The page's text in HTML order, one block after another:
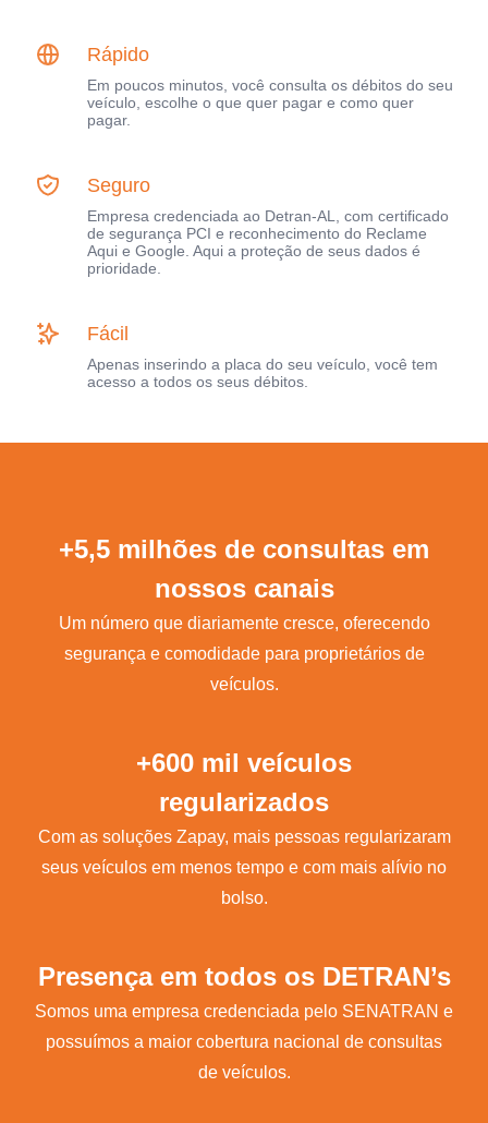
Rápido
Em poucos minutos, você consulta os débitos do seu
veículo, escolhe o que quer pagar e como quer
pagar.
Seguro
Empresa credenciada ao Detran-AL, com certificado
de segurança PCI e reconhecimento do Reclame
Aqui e Google. Aqui a proteção de seus dados é
prioridade.
Fácil
Apenas inserindo a placa do seu veículo, você tem
acesso a todos os seus débitos.
+5,5 milhões de consultas em
nossos canais
Um número que diariamente cresce, oferecendo
segurança e comodidade para proprietários de
veículos.
+600 mil veículos
regularizados
Com as soluções Zapay, mais pessoas regularizaram
seus veículos em menos tempo e com mais alívio no
bolso.
Presença em todos os DETRAN’s
Somos uma empresa credenciada pelo SENATRAN e
possuímos a maior cobertura nacional de consultas
de veículos.